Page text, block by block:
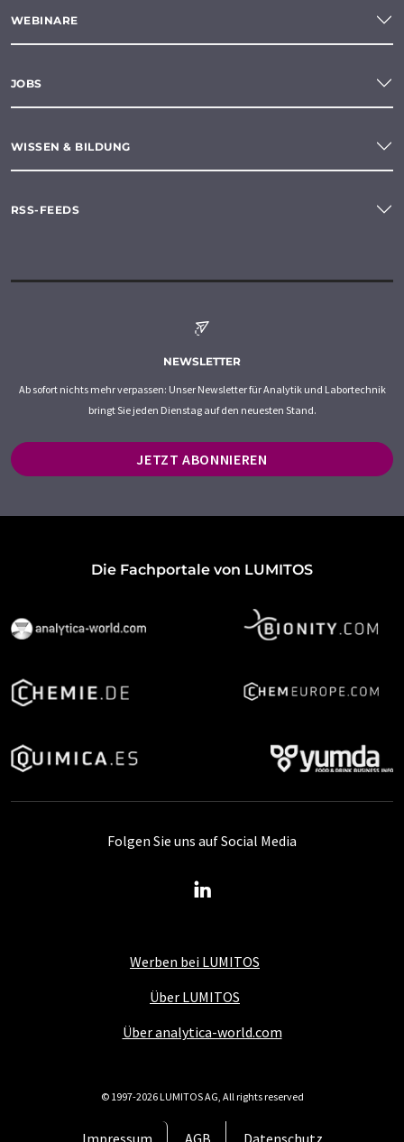
WEBINARE
JOBS
WISSEN & BILDUNG
RSS-FEEDS
NEWSLETTER
Ab sofort nichts mehr verpassen: Unser Newsletter für Analytik und Labortechnik
bringt Sie jeden Dienstag auf den neuesten Stand.
JETZT ABONNIEREN
Die Fachportale von LUMITOS
Werben bei LUMITOS
Über LUMITOS
Über analytica-world.com
Folgen Sie uns auf Social Media
© 1997-2026 LUMITOS AG, All rights reserved